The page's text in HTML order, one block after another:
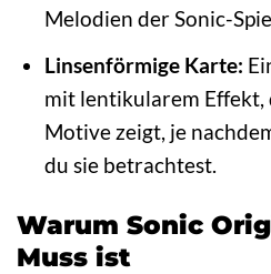
Melodien der Sonic-
Linsenförmige Karte:
mit lentikularem Effekt,
Motive zeigt, je
du sie betrachtest.
Warum Sonic
Muss ist